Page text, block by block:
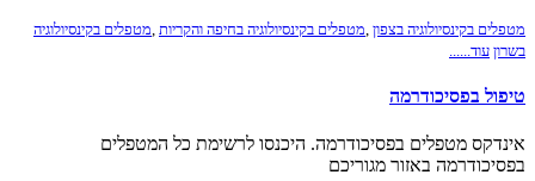
מטפלים בקינסיולוגיה בצפון ,מטפלים בקינסיולוגיה בחיפה והקריות ,מטפלים בקינסיולוגיה
בשרון עוד......
טיפול בפסיכודרמה
אינדקס מטפלים בפסיכודרמה. היכנסו לרשימת כל המטפלים
בפסיכודרמה באזור מגוריכם